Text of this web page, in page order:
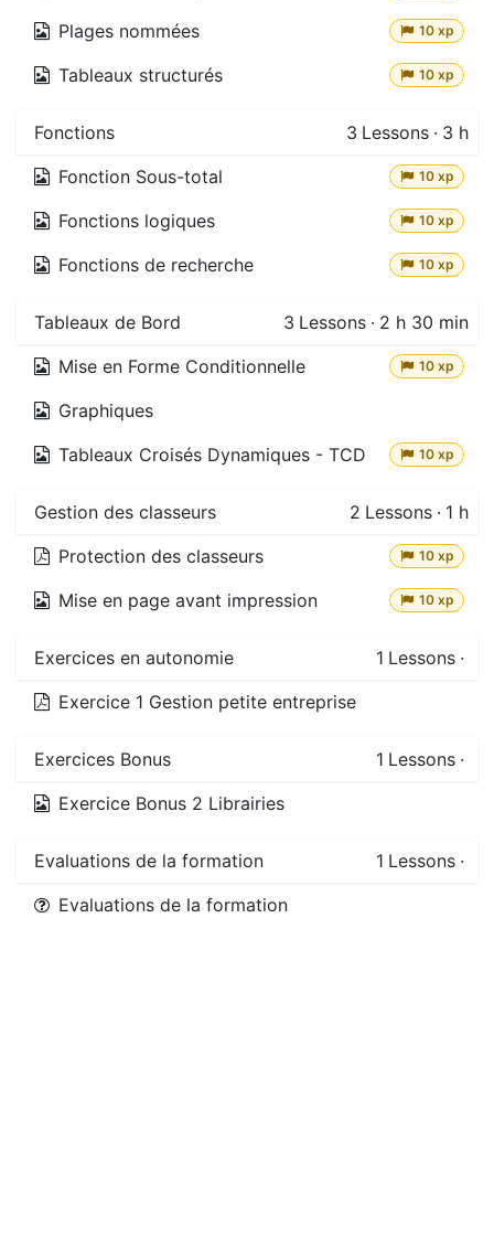
Plages nommées 10 xp
Tableaux structurés 10 xp
Fonctions 3 Lessons · 3 h
Fonction Sous-total
10 xp
Fonctions logiques 10 xp
Fonctions de recherche 10 xp
Tableaux de Bord 3 Lessons · 2 h 30 min
Mise en Forme Conditionnelle
10 xp
Graphiques
Tableaux Croisés Dynamiques - TCD
10 xp
Gestion des classeurs 2 Lessons · 1 h
Protection des classeurs
10 xp
Mise en page avant impression 10 xp
Exercices en autonomie 1 Lessons ·
Exercice 1 Gestion petite entreprise
Exercices Bonus 1 Lessons ·
Exercice Bonus 2 Librairies
Evaluations de la formation 1 Lessons ·
Evaluations de la formation